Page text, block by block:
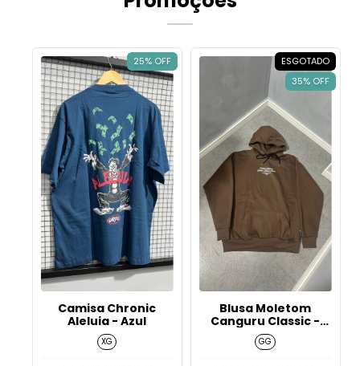
25% OFF
Camisa Chronic
Aleluia - Azul
XG
ESGOTADO
35% OFF
Blusa Moletom
Canguru Classic -
Tribute - Marrom
GG